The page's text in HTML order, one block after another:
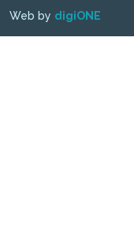
Web by digiONE